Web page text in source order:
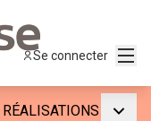
Se connecter
RÉALISATIONS